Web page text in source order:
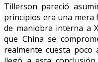
Tillerson pareció
principios era una mera
de maniobra interna a
que China se
realmente cuesta poco